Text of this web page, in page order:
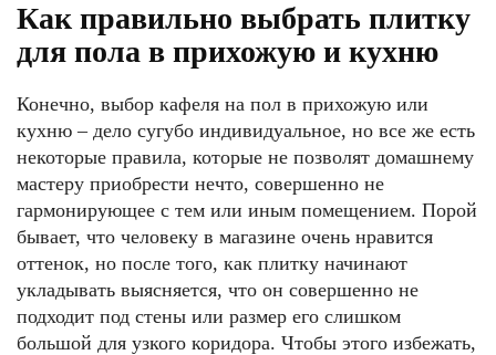
Как правильно выбрать плитку
для пола в прихожую и кухню
Конечно, выбор кафеля на пол в прихожую или
кухню – дело сугубо индивидуальное, но все же есть
некоторые правила, которые не позволят домашнему
мастеру приобрести нечто, совершенно не
гармонирующее с тем или иным помещением. Порой
бывает, что человеку в магазине очень нравится
оттенок, но после того, как плитку начинают
укладывать выясняется, что он совершенно не
подходит под стены или размер его слишком
большой для узкого коридора. Чтобы этого избежать,